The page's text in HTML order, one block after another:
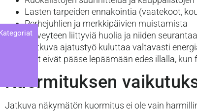
Lasten tarpeiden ennakointia (vaatekoot,
Perhejuhlien ja merkkipäivien muistamista
Terveyteen liittyviä huolia ja niiden seurantaa
Tämä jatkuva ajatustyö kuluttaa valtavasti
ajatukset eivät pääse lepäämään edes illalla,
Kuormituksen
Jatkuva näkymätön kuormitus ei ole vain